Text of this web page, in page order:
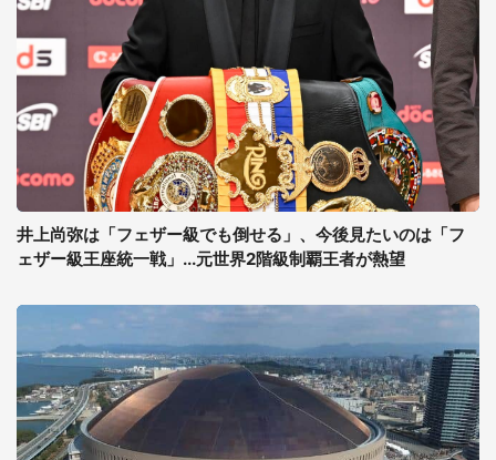
井上尚弥は「フェザー級でも倒せる」、今後見たいのは「フ
ェザー級王座統一戦」...元世界2階級制覇王者が熱望